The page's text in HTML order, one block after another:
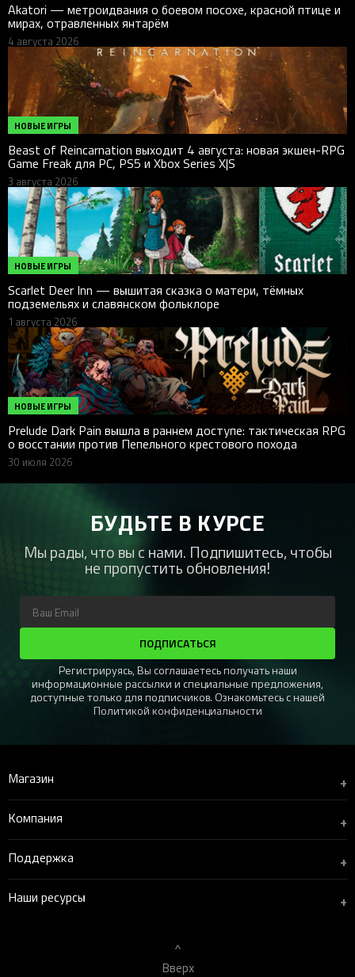
Akatori — метроидвания о боевом посохе, красной птице и
мирах, отравленных янтарём
4 августа 2026
НОВЫЕ ИГРЫ
Beast of Reincarnation выходит 4 августа: новая экшен-RPG
Game Freak для PC, PS5 и Xbox Series X|S
3 августа 2026
НОВЫЕ ИГРЫ
Scarlet Deer Inn — вышитая сказка о матери, тёмных
подземельях и славянском фольклоре
1 августа 2026
НОВЫЕ ИГРЫ
Prelude Dark Pain вышла в раннем доступе: тактическая RPG
о восстании против Пепельного крестового похода
30 июля 2026
БУДЬТЕ В КУРСЕ
Мы рады, что вы с нами. Подпишитесь, чтобы
не пропустить обновления!
ПОДПИСАТЬСЯ
Регистрируясь, Вы соглашаетесь получать наши
информационные рассылки и специальные предложения,
доступные только для подписчиков. Ознакомьтесь с нашей
Политикой конфиденциальности
Магазин +
Компания +
Поддержка +
Наши ресурсы +
Вверх